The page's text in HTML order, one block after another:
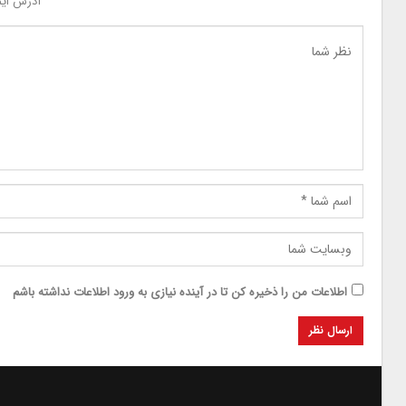
اطلاعات من را ذخیره کن تا در آینده نیازی به ورود اطلاعات نداشته باشم